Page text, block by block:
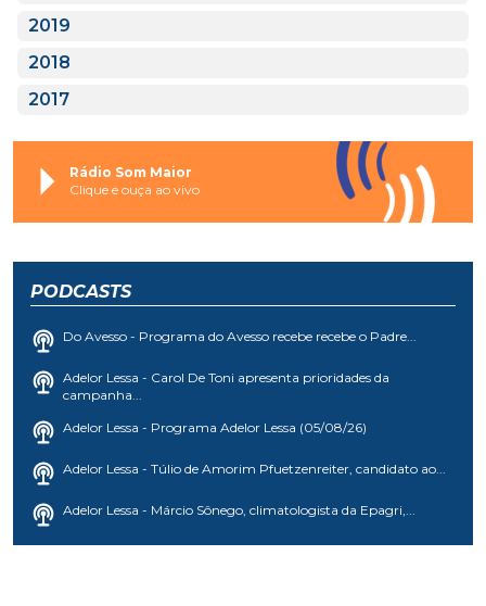
2019
2018
2017
Rádio Som Maior
Clique e ouça ao vivo
PODCASTS
Do Avesso - Programa do Avesso recebe recebe o Padre...
Adelor Lessa - Carol De Toni apresenta prioridades da
campanha...
Adelor Lessa - Programa Adelor Lessa (05/08/26)
Adelor Lessa - Túlio de Amorim Pfuetzenreiter, candidato ao...
Adelor Lessa - Márcio Sônego, climatologista da Epagri,...